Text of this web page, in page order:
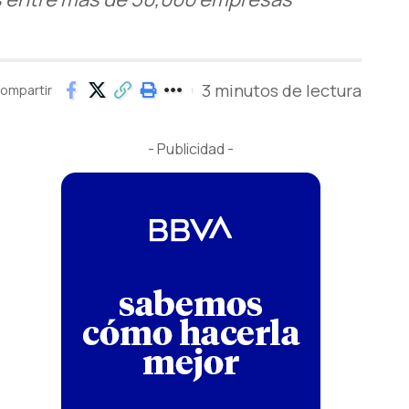
3 minutos de lectura
- Publicidad -